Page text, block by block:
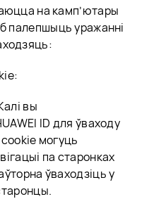
на камп’ютары
палепшыць уражанні
вы
ID для ўваходу
могуць
па старонках
ўваходзіць у